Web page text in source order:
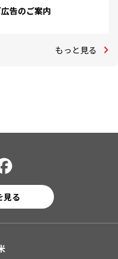
告のご案内
もっと見る
見る